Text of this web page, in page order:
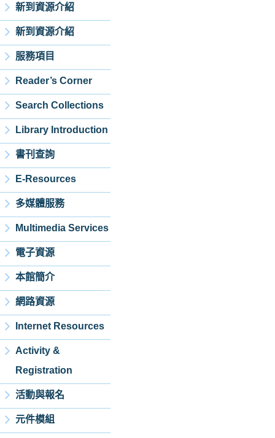
新到資源介紹
新到資源介紹
服務項目
Reader’s Corner
Search Collections
Library Introduction
書刊查詢
E-Resources
多媒體服務
Multimedia Services
電子資源
本館簡介
網路資源
Internet Resources
Activity &
Registration
活動與報名
元件模組